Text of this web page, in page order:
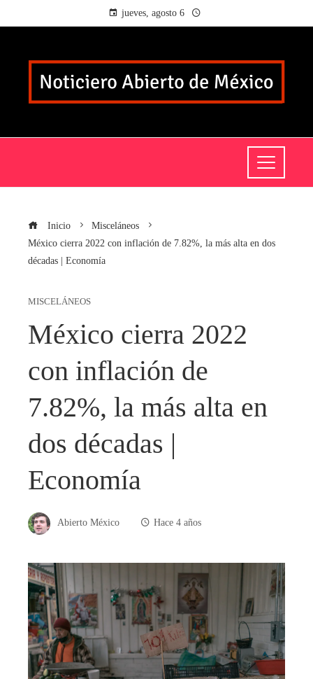
jueves, agosto 6
Inicio
Misceláneos
México cierra 2022 con inflación de 7.82%, la más alta en dos
décadas | Economía
MISCELÁNEOS
México cierra 2022
con inflación de
7.82%, la más alta en
dos décadas |
Economía
Abierto México Hace 4 años